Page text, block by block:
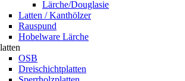
Lärche/Douglasie
Latten / Kanthölzer
Rauspund
Hobelware Lärche
OSB
Dreischichtplatten